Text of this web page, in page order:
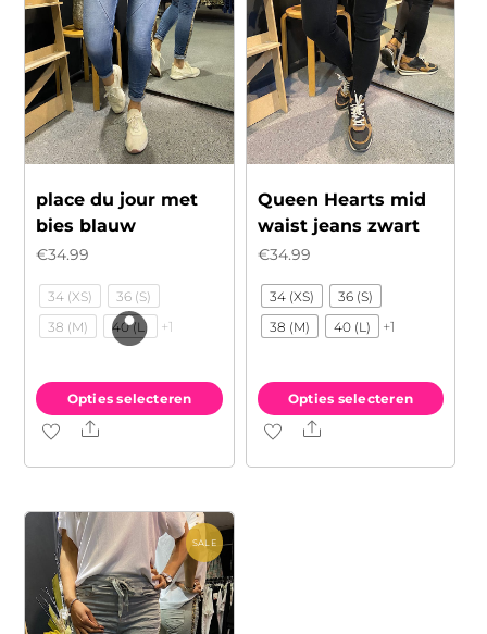
place du jour met
bies blauw
€34.99
34 (XS)
36 (S)
38 (M)
40 (L) +1
Opties selecteren
Dit
meerdere
variaties.
Deze
optie
Share
Queen Hearts mid
waist jeans zwart
€34.99
34 (XS)
36 (S)
38 (M)
40 (L) +1
Opties selecteren
Dit
Share
SALE